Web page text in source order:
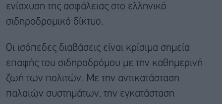
ενίσχυση της ασφάλειας στο ελληνικό
σιδηροδρομικό δίκτυο.
Οι ισόπεδες διαβάσεις είναι κρίσιμα σημεία
επαφής του σιδηροδρόμου με την καθημερινή
ζωή των πολιτών. Με την αντικατάσταση
παλαιών συστημάτων, την εγκατάσταση